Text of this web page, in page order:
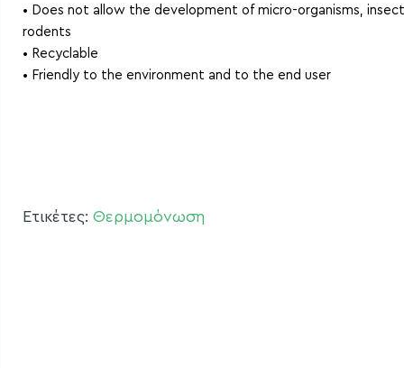
• Does not allow the development of micro-organisms,
rodents
• Recyclable
• Friendly to the environment and to the end user
Ετικέτες: Θερμομόνωση